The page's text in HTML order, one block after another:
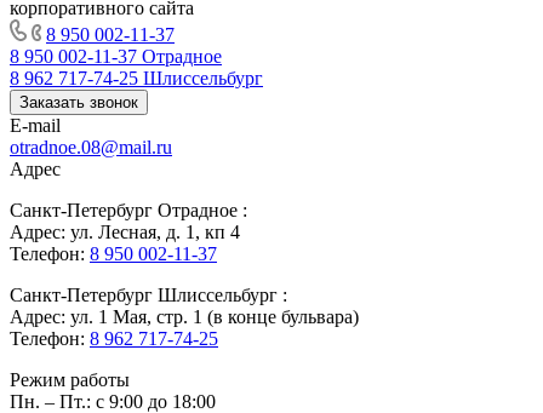
корпоративного сайта
8 950 002-11-37
8 950 002-11-37 Отрадное
8 962 717-74-25 Шлиссельбург
Заказать звонок
E-mail
otradnoe.08@mail.ru
Адрес
Санкт-Петербург Отрадное :
Адрес: ул. Лесная, д. 1, кп 4
Телефон: 8 950 002-11-37
Санкт-Петербург Шлиссельбург :
Адрес: ул. 1 Мая, стр. 1 (в конце бульвара)
Телефон: 8 962 717-74-25
Режим работы
Пн. – Пт.: с 9:00 до 18:00